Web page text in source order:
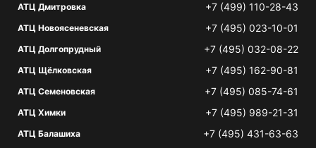
АТЦ Дмитровка +7 (499) 110-28-43
АТЦ Новоясеневская +7 (495) 023-10-01
АТЦ Долгопрудный +7 (495) 032-08-22
АТЦ Щёлковская +7 (495) 162-90-81
АТЦ Семеновская +7 (495) 085-74-61
АТЦ Химки +7 (495) 989-21-31
АТЦ Балашиха +7 (495) 431-63-63